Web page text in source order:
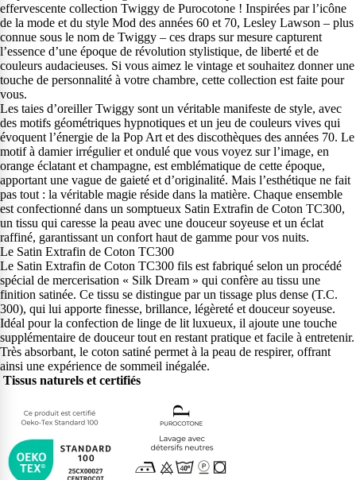
effervescente collection Twiggy de Purocotone ! Inspirées par l’icône
de la mode et du style Mod des années 60 et 70, Lesley Lawson – plus
connue sous le nom de Twiggy – ces draps sur mesure capturent
l’essence d’une époque de révolution stylistique, de liberté et de
couleurs audacieuses. Si vous aimez le vintage et souhaitez donner une
touche de personnalité à votre chambre, cette collection est faite pour
vous.
Les taies d’oreiller Twiggy sont un véritable manifeste de style, avec
des motifs géométriques hypnotiques et un jeu de couleurs vives qui
évoquent l’énergie de la Pop Art et des discothèques des années 70. Le
motif à damier irrégulier et ondulé que vous voyez sur l’image, en
orange éclatant et champagne, est emblématique de cette époque,
apportant une vague de gaieté et d’originalité. Mais l’esthétique ne fait
pas tout : la véritable magie réside dans la matière. Chaque ensemble
est confectionné dans un somptueux Satin Extrafin de Coton TC300,
un tissu qui caresse la peau avec une douceur soyeuse et un éclat
raffiné, garantissant un confort haut de gamme pour vos nuits.
Le Satin Extrafin de Coton TC300
Le Satin Extrafin de Coton TC300 fils est fabriqué selon un procédé
spécial de mercerisation « Silk Dream » qui confère au tissu une
finition satinée. Ce tissu se distingue par un tissage plus dense (T.C.
300), qui lui apporte finesse, brillance, légèreté et douceur soyeuse.
Idéal pour la confection de linge de lit luxueux, il ajoute une touche
supplémentaire de douceur tout en restant pratique et facile à entretenir.
Très absorbant, le coton satiné permet à la peau de respirer, offrant
ainsi une expérience de sommeil inégalée.
Tissus naturels et certifiés